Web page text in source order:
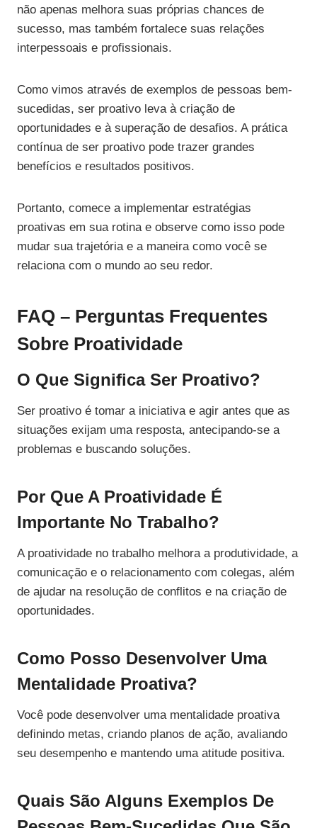
não apenas melhora suas próprias chances de
sucesso, mas também fortalece suas relações
interpessoais e profissionais.
Como vimos através de exemplos de pessoas bem-
sucedidas, ser proativo leva à criação de
oportunidades e à superação de desafios. A prática
contínua de ser proativo pode trazer grandes
benefícios e resultados positivos.
Portanto, comece a implementar estratégias
proativas em sua rotina e observe como isso pode
mudar sua trajetória e a maneira como você se
relaciona com o mundo ao seu redor.
FAQ – Perguntas Frequentes
Sobre Proatividade
O Que Significa Ser Proativo?
Ser proativo é tomar a iniciativa e agir antes que as
situações exijam uma resposta, antecipando-se a
problemas e buscando soluções.
Por Que A Proatividade É
Importante No Trabalho?
A proatividade no trabalho melhora a produtividade, a
comunicação e o relacionamento com colegas, além
de ajudar na resolução de conflitos e na criação de
oportunidades.
Como Posso Desenvolver Uma
Mentalidade Proativa?
Você pode desenvolver uma mentalidade proativa
definindo metas, criando planos de ação, avaliando
seu desempenho e mantendo uma atitude positiva.
Quais São Alguns Exemplos De